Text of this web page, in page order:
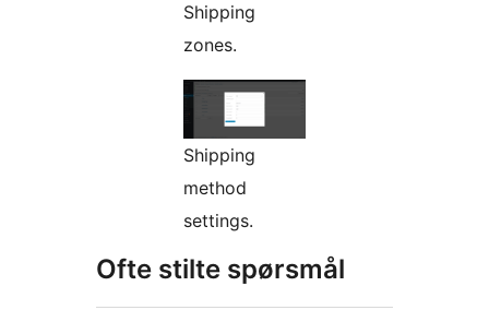
Shipping
zones.
Shipping
method
settings.
Ofte stilte spørsmål